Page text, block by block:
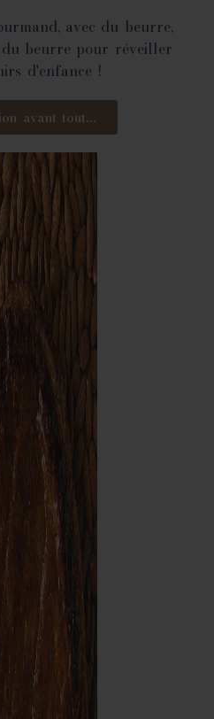
avec du beurre,
beurre pour réveiller
d'enfance !
avant tout...